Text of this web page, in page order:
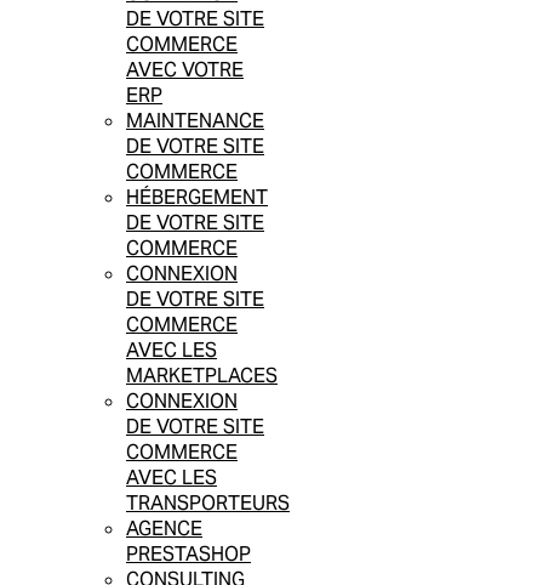
DE VOTRE SITE
COMMERCE
AVEC VOTRE
ERP
MAINTENANCE
DE VOTRE SITE
COMMERCE
HÉBERGEMENT
DE VOTRE SITE
COMMERCE
CONNEXION
DE VOTRE SITE
COMMERCE
AVEC LES
MARKETPLACES
CONNEXION
DE VOTRE SITE
COMMERCE
AVEC LES
TRANSPORTEURS
AGENCE
PRESTASHOP
CONSULTING